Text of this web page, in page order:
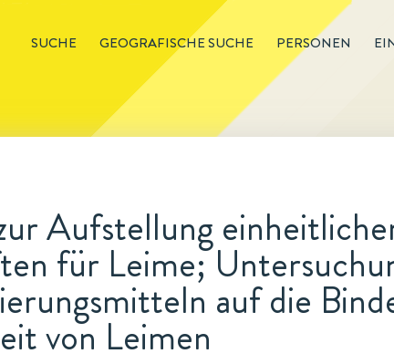
SUCHE GEOGRAFISCHE SUCHE PERSONEN
Aufstellung
für Leime;
auf die
von Leimen